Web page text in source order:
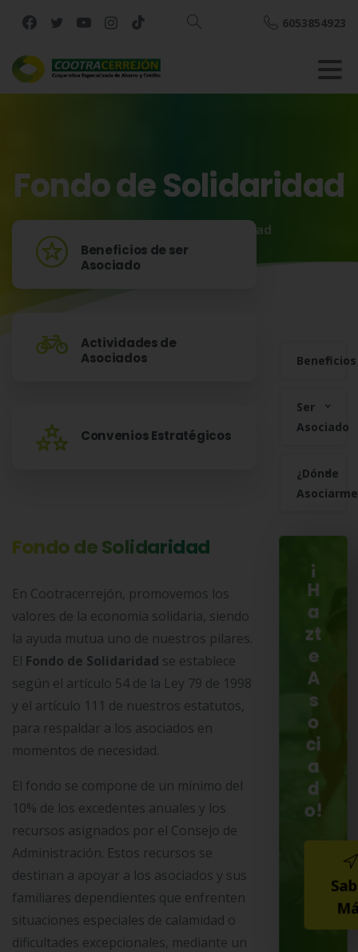
Buscar
6053854923
FondodeSolidaridad
Fondo de Solidaridad
Beneficios de ser
Asociado
Actividades de
Asociados
Convenios Estratégicos
Fondo de Solidaridad
En Cootracerrejón, promovemos los
valores de la economía solidaria, siendo
la ayuda mutua uno de nuestros pilares.
El Fondo de Solidaridad se establece
según el artículo 54 de la Ley 79 de 1998
y el artículo 111 de nuestros estatutos,
para respaldar a los asociados en
momentos de necesidad.
El fondo se compone de un mínimo del
10% de los excedentes anuales y los
recursos asignados por el Consejo de
Administración. Estos recursos se
destinan a apoyar a los asociados y sus
familiares dependientes que enfrenten
situaciones especiales de calamidad o
dificultades excepcionales, mediante un
Beneficios
Ser
Asociado
¿Dónde
¡
H
a
zt
e
A
s
o
ci
a
d
o!